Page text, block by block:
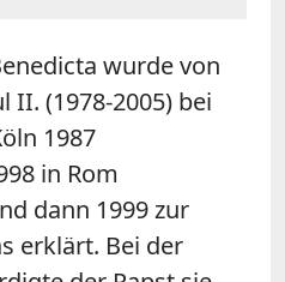
wurde von
II. (1978-2005) bei
1987
in Rom
dann 1999 zur
erklärt. Bei der